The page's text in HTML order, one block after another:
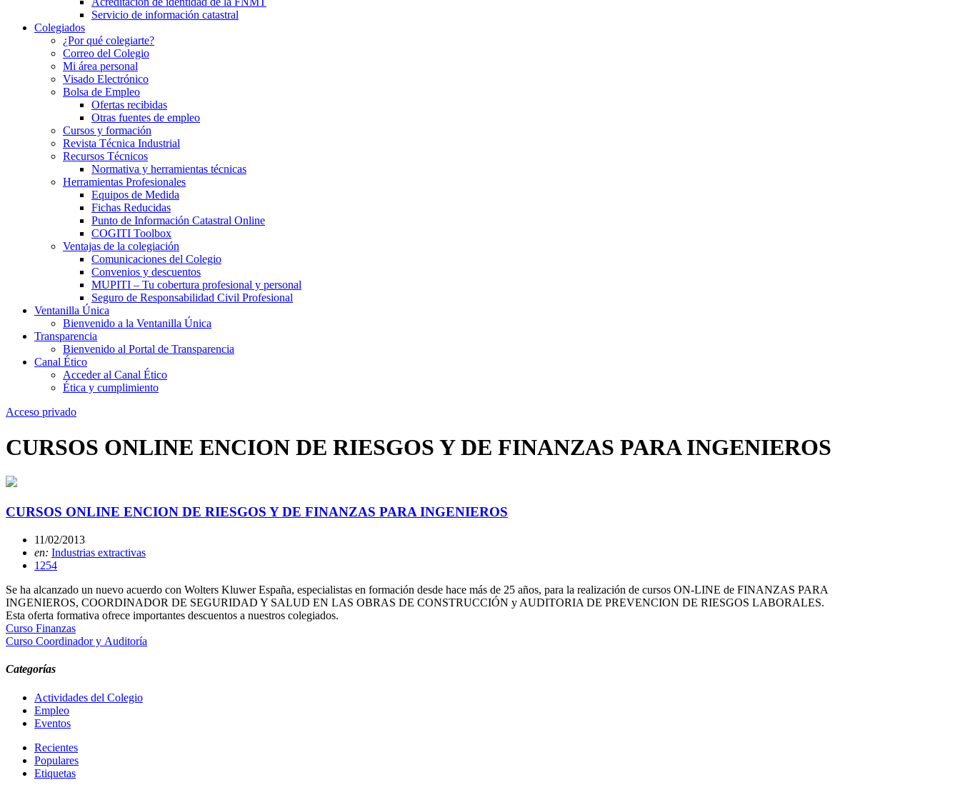
Servicio de información catastral
Colegiados
¿Por qué colegiarte?
Correo del Colegio
Mi área personal
Visado Electrónico
Bolsa de Empleo
Ofertas recibidas
Otras fuentes de empleo
Cursos y formación
Revista Técnica Industrial
Recursos Técnicos
Normativa y herramientas técnicas
Herramientas Profesionales
Equipos de Medida
Fichas Reducidas
Punto de Información Catastral Online
COGITI Toolbox
Ventajas de la colegiación
Comunicaciones del Colegio
Convenios y descuentos
MUPITI – Tu cobertura profesional y personal
Seguro de Responsabilidad Civil Profesional
Ventanilla Única
Bienvenido a la Ventanilla Única
Transparencia
Bienvenido al Portal de Transparencia
Canal Ético
Acceder al Canal Ético
Ética y cumplimiento
Acceso privado
CURSOS ONLINE ENCION DE RIESGOS Y DE FINANZAS PARA INGENIEROS
CURSOS ONLINE ENCION DE RIESGOS Y DE FINANZAS PARA INGENIEROS
11/02/2013
en: Industrias extractivas
1254
Se ha alcanzado un nuevo acuerdo con Wolters Kluwer España, especialistas en formación desde hace más de 25 años, para la realización de cursos ON-LINE de FINANZAS PARA
INGENIEROS, COORDINADOR DE SEGURIDAD Y SALUD EN LAS OBRAS DE CONSTRUCCIÓN y AUDITORIA DE PREVENCION DE RIESGOS LABORALES.
Esta oferta formativa ofrece importantes descuentos a nuestros colegiados.
Curso Finanzas
Curso Coordinador y Auditoría
Categorías
Actividades del Colegio
Empleo
Eventos
Recientes
Populares
Etiquetas